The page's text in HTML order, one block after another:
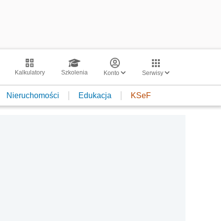
Kalkulatory Szkolenia Konto Serwisy
Nieruchomości Edukacja KSeF